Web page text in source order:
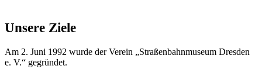
Unsere Ziele
Am 2. Juni 1992 wurde der Verein „Straßenbahnmuseum Dresden
e. V.“ gegründet.